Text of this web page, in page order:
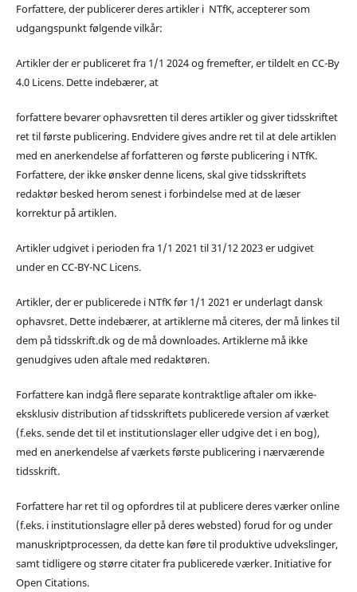
Forfattere, der publicerer deres artikler i NTfK, accepterer som
udgangspunkt følgende vilkår:
Artikler der er publiceret fra 1/1 2024 og fremefter, er tildelt en CC-By
4.0 Licens. Dette indebærer, at
forfattere bevarer ophavsretten til deres artikler og giver tidsskriftet
ret til første publicering. Endvidere gives andre ret til at dele artiklen
med en anerkendelse af forfatteren og første publicering i NTfK.
Forfattere, der ikke ønsker denne licens, skal give tidsskriftets
redaktør besked herom senest i forbindelse med at de læser
korrektur på artiklen.
Artikler udgivet i perioden fra 1/1 2021 til 31/12 2023 er udgivet
under en CC-BY-NC Licens.
Artikler, der er publicerede i NTfK før 1/1 2021 er underlagt dansk
ophavsret. Dette indebærer, at artiklerne må citeres, der må linkes til
dem på tidsskrift.dk og de må downloades. Artiklerne må ikke
genudgives uden aftale med redaktøren.
Forfattere kan indgå flere separate kontraktlige aftaler om ikke-
eksklusiv distribution af tidsskriftets publicerede version af værket
(f.eks. sende det til et institutionslager eller udgive det i en bog),
med en anerkendelse af værkets første publicering i nærværende
tidsskrift.
Forfattere har ret til og opfordres til at publicere deres værker online
(f.eks. i institutionslagre eller på deres websted) forud for og under
manuskriptprocessen, da dette kan føre til produktive udvekslinger,
samt tidligere og større citater fra publicerede værker. Initiative for
Open Citations.